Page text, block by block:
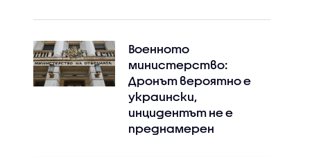
Военното
министерство:
Дронът вероятно е
украински,
инцидентът не е
преднамерен